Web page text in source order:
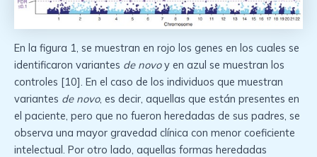
En la figura 1, se muestran en rojo los genes en los cuales se
identificaron variantes de novoy en azul se muestran los
controles [10]. En el caso de los individuos que muestran
variantes de novo, es decir, aquellas que están presentes en
el paciente, pero que no fueron heredadas de sus padres, se
observa una mayor gravedad clínica con menor coeficiente
intelectual. Por otro lado, aquellas formas heredadas